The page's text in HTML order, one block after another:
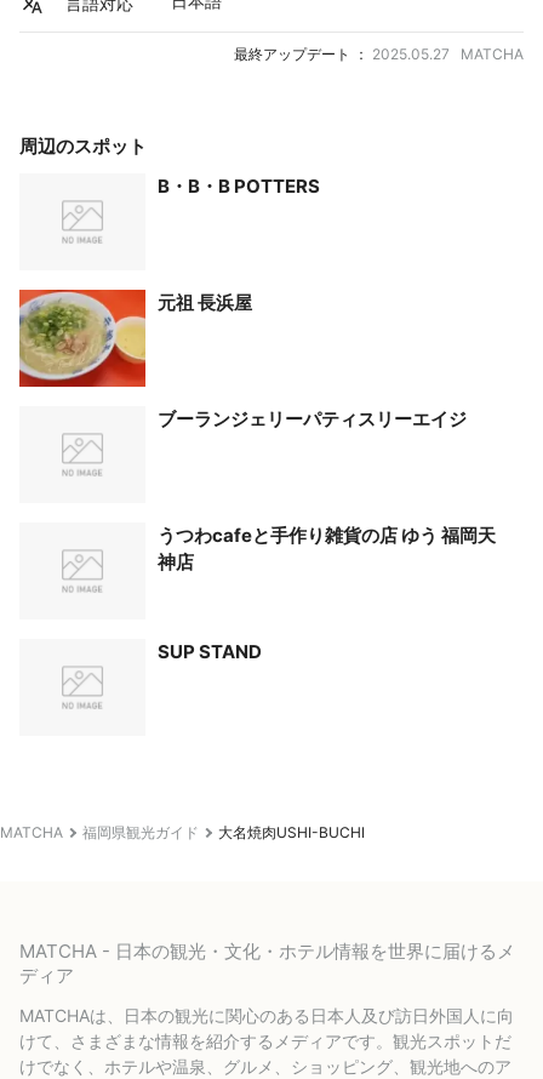
最終アップデート ： 2025.05.27 MATCHA
周辺のスポット
B・B・B POTTERS
元祖 長浜屋
ブーランジェリーパティスリーエイジ
うつわcafeと手作り雑貨の店 ゆう 福岡天
神店
SUP STAND
MATCHA 福岡県観光ガイド 大名焼肉USHI-BUCHI
MATCHA - 日本の観光・文化・ホテル情報を世界に届けるメ
ディア
MATCHAは、日本の観光に関心のある日本人及び訪日外国人に向
けて、さまざまな情報を紹介するメディアです。観光スポットだ
けでなく、ホテルや温泉、グルメ、ショッピング、観光地へのア